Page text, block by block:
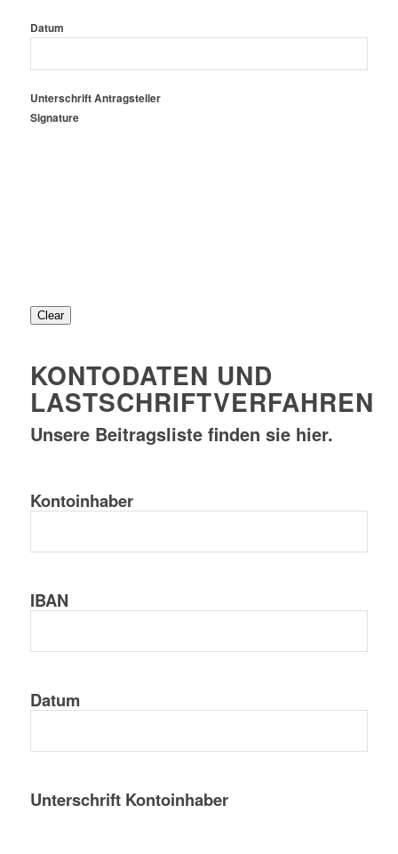
Datum
Unterschrift Antragsteller
Signature
Clear
KONTODATEN UND
LASTSCHRIFTVERFAHREN
Unsere Beitragsliste finden sie hier.
Kontoinhaber
IBAN
Datum
Unterschrift Kontoinhaber